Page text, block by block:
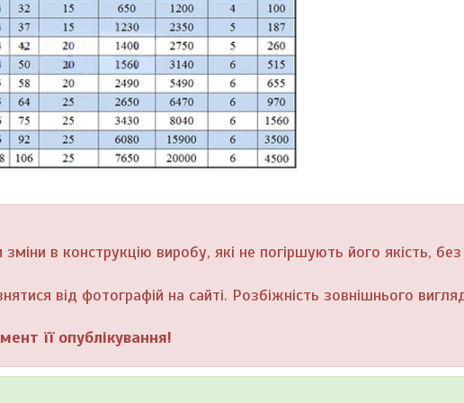
в конструкцію виробу, які не погіршують його якість, без
від фотографій на сайті. Розбіжність зовнішнього
її опублікування!